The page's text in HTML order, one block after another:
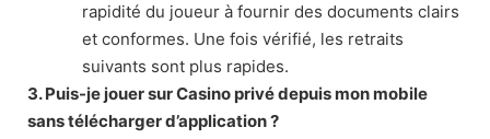
rapidité du joueur à fournir des documents clairs
et conformes. Une fois vérifié, les retraits
suivants sont plus rapides.
3. Puis-je jouer sur Casino privé depuis mon mobile
sans télécharger d’application ?